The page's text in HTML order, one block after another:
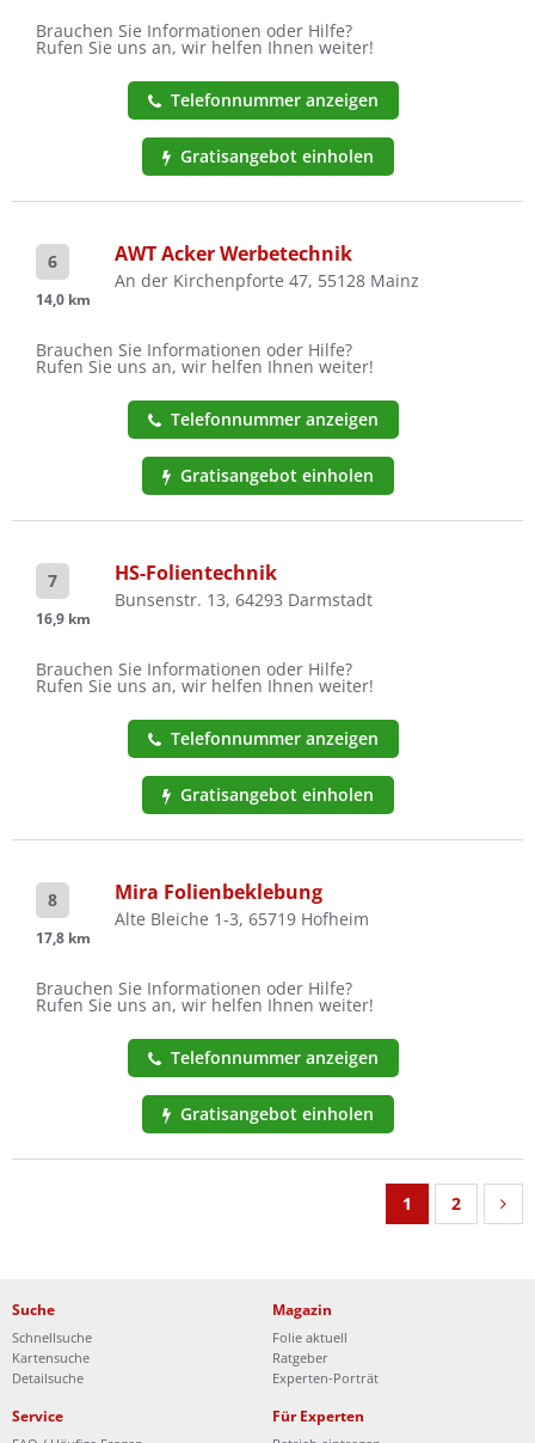
Brauchen Sie Informationen oder Hilfe?
Rufen Sie uns an, wir helfen Ihnen weiter!
Telefonnummer anzeigen
Gratisangebot einholen
6
14,0 km
AWT Acker Werbetechnik
An der Kirchenpforte 47, 55128 Mainz
Brauchen Sie Informationen oder Hilfe?
Rufen Sie uns an, wir helfen Ihnen weiter!
Telefonnummer anzeigen
Gratisangebot einholen
7
16,9 km
HS-Folientechnik
Bunsenstr. 13, 64293 Darmstadt
Brauchen Sie Informationen oder Hilfe?
Rufen Sie uns an, wir helfen Ihnen weiter!
Telefonnummer anzeigen
Gratisangebot einholen
8
17,8 km
Mira Folienbeklebung
Alte Bleiche 1-3, 65719 Hofheim
Brauchen Sie Informationen oder Hilfe?
Rufen Sie uns an, wir helfen Ihnen weiter!
Telefonnummer anzeigen
Gratisangebot einholen
1 2
Suche
Schnellsuche
Kartensuche
Detailsuche
Magazin
Folie aktuell
Ratgeber
Experten-Porträt
Service Für Experten